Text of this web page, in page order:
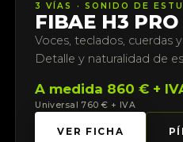
3 VÍAS · SONIDO DE
FIBAE H3 PRO
Voces, teclados, cuerdas
Detalle y naturalidad de
A medida 860 € +
Universal 760 € + IVA
VER FICHA